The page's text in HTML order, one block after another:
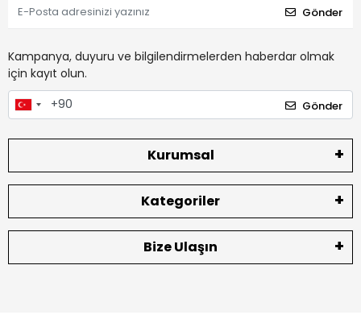
Gönder
Kampanya, duyuru ve bilgilendirmelerden haberdar olmak
için kayıt olun.
Gönder
Kurumsal
Kategoriler
Bize Ulaşın